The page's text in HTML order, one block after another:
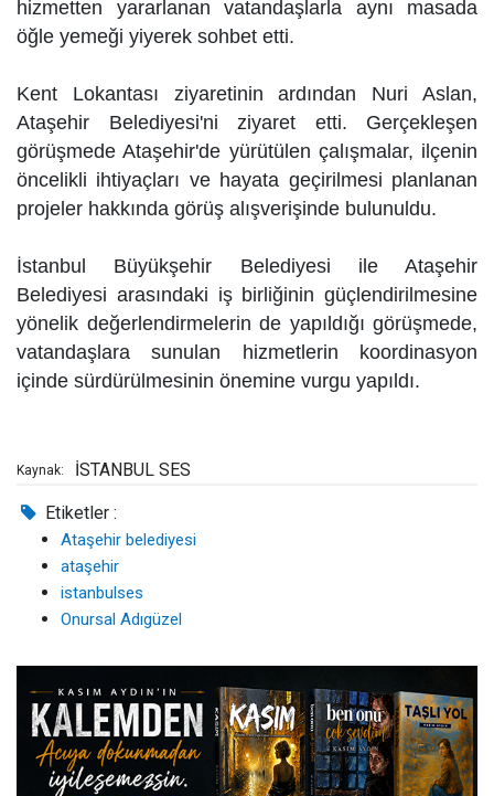
hizmetten yararlanan vatandaşlarla aynı masada
öğle yemeği yiyerek sohbet etti.
Kent Lokantası ziyaretinin ardından Nuri Aslan,
Ataşehir Belediyesi'ni ziyaret etti. Gerçekleşen
görüşmede Ataşehir'de yürütülen çalışmalar, ilçenin
öncelikli ihtiyaçları ve hayata geçirilmesi planlanan
projeler hakkında görüş alışverişinde bulunuldu.
İstanbul Büyükşehir Belediyesi ile Ataşehir
Belediyesi arasındaki iş birliğinin güçlendirilmesine
yönelik değerlendirmelerin de yapıldığı görüşmede,
vatandaşlara sunulan hizmetlerin koordinasyon
içinde sürdürülmesinin önemine vurgu yapıldı.
Kaynak: İSTANBUL SES
Etiketler :
Ataşehir belediyesi
ataşehir
istanbulses
Onursal Adıgüzel